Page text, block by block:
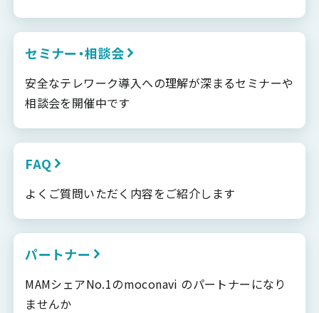
セミナー・相談会
安全なテレワーク導入への理解が深まるセミナーや
相談会を開催中です
FAQ
よくご質問いただく内容をご紹介します
パートナー
MAMシェアNo.1のmoconavi のパートナーになり
ませんか